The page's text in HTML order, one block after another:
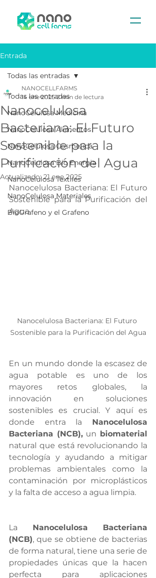
Entrada
Todas las entradas
NanoCelulosa Medicina
NanoCelulosa Alimentos
NanoCelulosa Cosmetica
NanoCelulosa Bio Energia
NanoCelulosa Textiles
NanoCelulosa Materiales
BioGrafeno y el Grafeno
Todas las entradas
Nanocelulosa
Bacteriana: El Futuro
Sostenible para la
Purificación del Agua
NANOCELLFARMS
14 ene 2025 2 min de lectura
Actualizado:21 ene 2025
Nanocelulosa Bacteriana: El Futuro
Sostenible para la Purificación del
Agua
Nanocelulosa Bacteriana: El Futuro
Sostenible para la Purificación del Agua
En un mundo donde la escasez de
agua potable es uno de los
mayores retos globales, la
innovación en soluciones
sostenibles es crucial. Y aquí es
donde entra la Nanocelulosa
Bacteriana (NCB), un biomaterial
natural que está revolucionando la
tecnología y ayudando a mitigar
problemas ambientales como la
contaminación por microplásticos
y la falta de acceso a agua limpia.
La Nanocelulosa Bacteriana
(NCB), que se obtiene de bacterias
de forma natural, tiene una serie de
propiedades únicas que la hacen
perfecta para aplicaciones